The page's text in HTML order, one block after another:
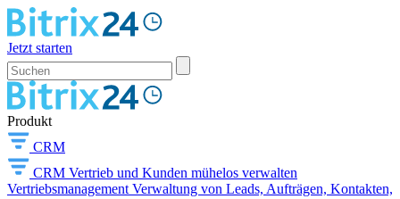
Jetzt starten
Produkt
CRM
CRM Vertrieb und Kunden mühelos verwalten
Vertriebsmanagement Verwaltung von Leads, Aufträgen, Kontakten,